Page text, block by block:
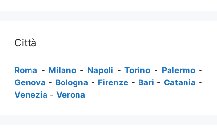
Città
Roma - Milano - Napoli -Torino - Palermo-
Genova - Bologna - Firenze - Bari - Catania -
Venezia - Verona